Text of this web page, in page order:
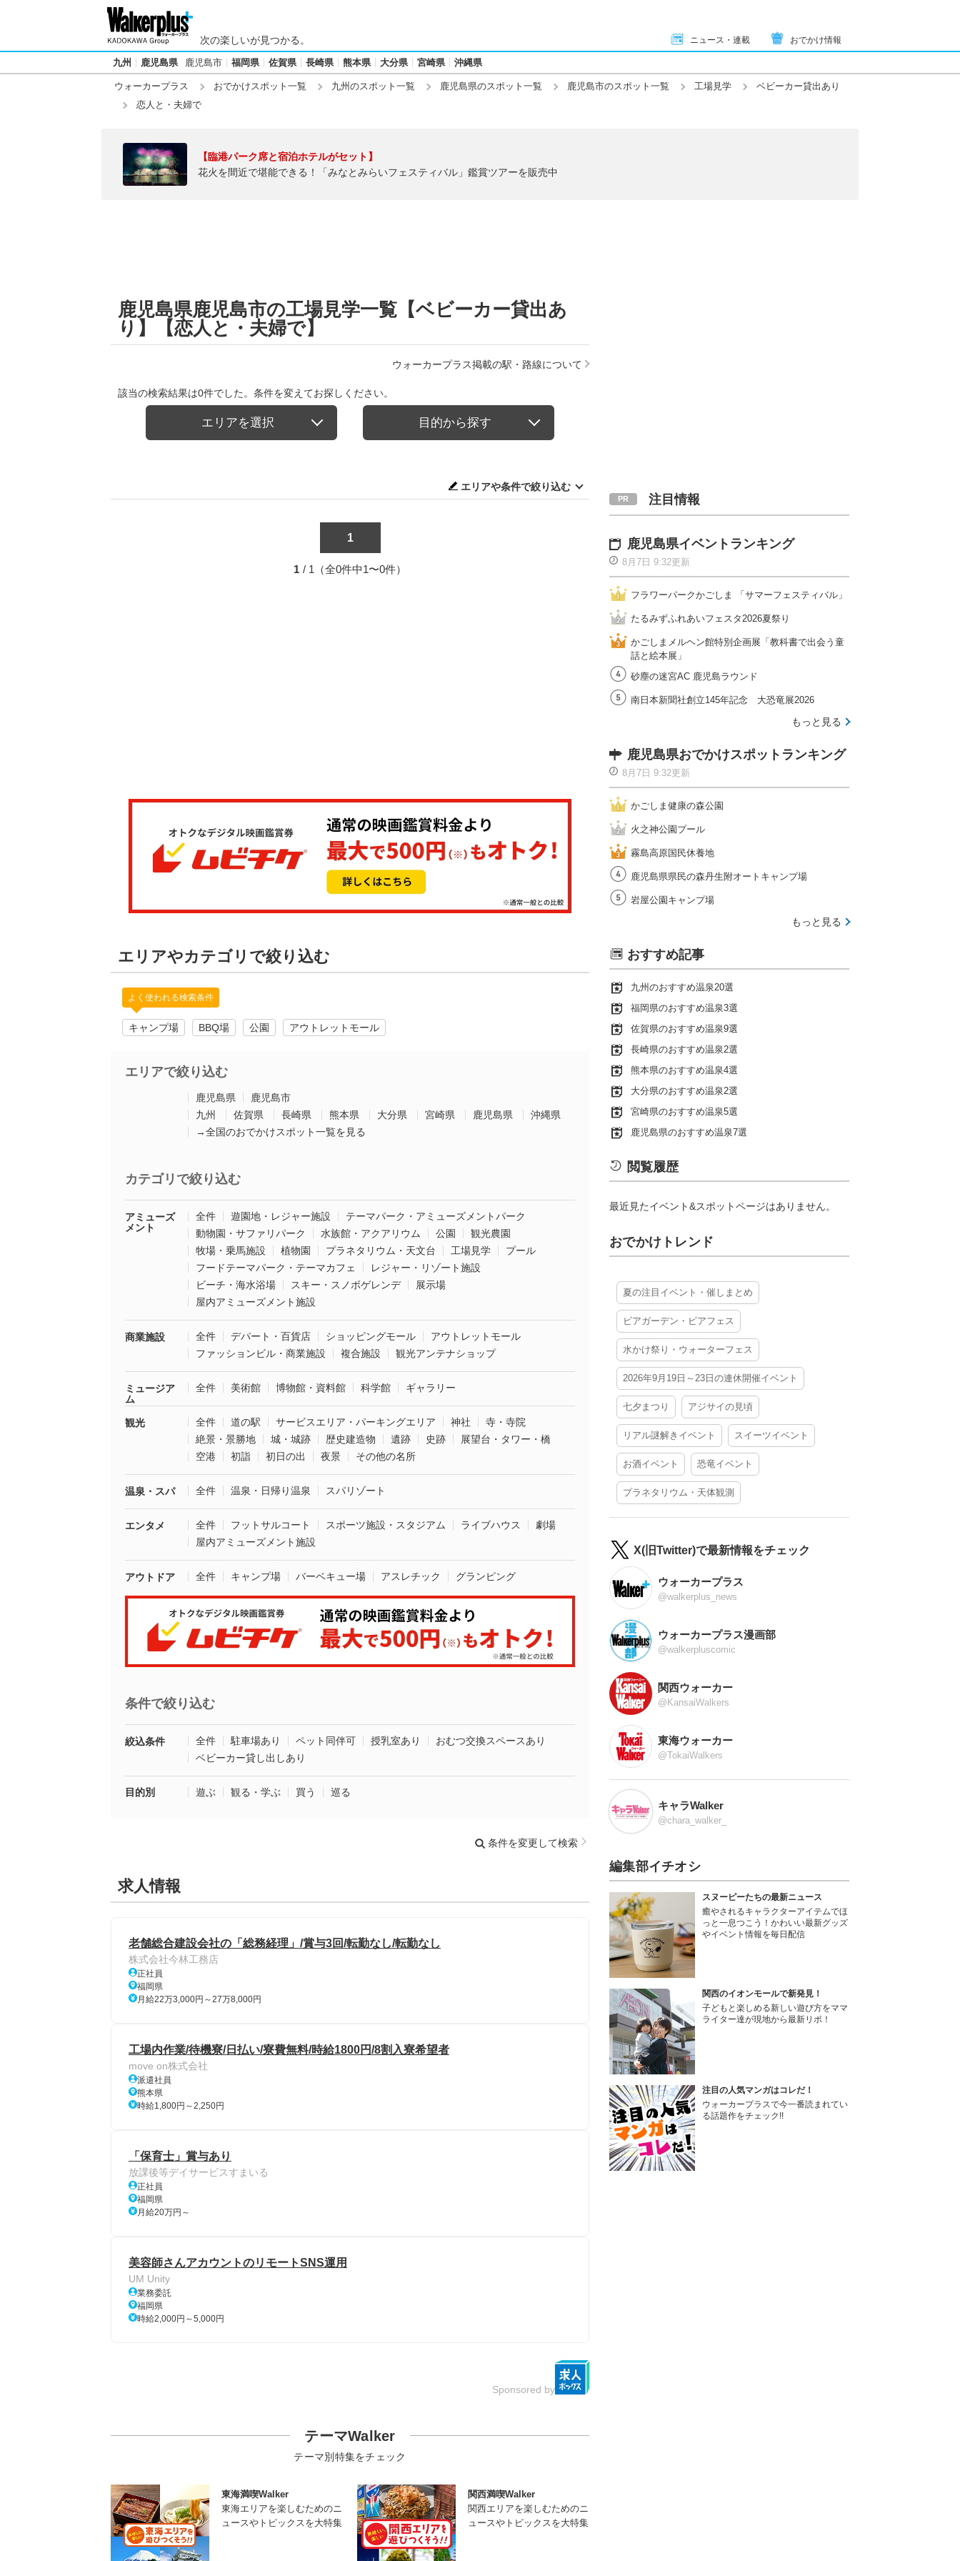
次の楽しいが見つかる。 ニュース・連載 おでかけ情報
九州 鹿児島県 鹿児島市 福岡県 佐賀県 長崎県 熊本県 大分県 宮崎県 沖縄県
ウォーカープラス おでかけスポット一覧 九州のスポット一覧 鹿児島県のスポット一覧 鹿児島市のスポット一覧 工場見学
ベビーカー貸出あり
恋人と・夫婦で
【臨港パーク席と宿泊ホテルがセット】
花火を間近で堪能できる！「みなとみらいフェスティバル」鑑賞ツアーを販売中
鹿児島県鹿児島市の工場見学一覧【ベビーカー貸出あ
り】【恋人と・夫婦で】
ウォーカープラス掲載の駅・路線について
該当の検索結果は0件でした。条件を変えてお探しください。
エリアを選択 目的から探す
エリアや条件で絞り込む
1
1 / 1（全0件中1〜0件）
エリアやカテゴリで絞り込む
よく使われる検索条件
キャンプ場 BBQ場 公園 アウトレットモール
エリアで絞り込む
鹿児島県
鹿児島市
九州
佐賀県 長崎県 熊本県 大分県 宮崎県 鹿児島県
沖縄県
→全国のおでかけスポット一覧を見る
カテゴリで絞り込む
アミューズ
メント
全件 遊園地・レジャー施設
テーマパーク・アミューズメントパーク
動物園・サファリパーク
水族館・アクアリウム 公園
観光農園
牧場・乗馬施設
植物園 プラネタリウム・天文台 工場見学
プール
フードテーマパーク・テーマカフェ
レジャー・リゾート施設
ビーチ・海水浴場
スキー・スノボゲレンデ
展示場
屋内アミューズメント施設
商業施設 全件 デパート・百貨店 ショッピングモール
アウトレットモール
ファッションビル・商業施設
複合施設 観光アンテナショップ
ミュージア
ム
全件 美術館 博物館・資料館 科学館 ギャラリー
観光 全件 道の駅 サービスエリア・パーキングエリア 神社
寺・寺院
絶景・景勝地
城・城跡 歴史建造物 遺跡 史跡
展望台・タワー・橋
空港
初詣 初日の出 夜景 その他の名所
温泉・スパ 全件 温泉・日帰り温泉 スパリゾート
エンタメ 全件 フットサルコート スポーツ施設・スタジアム ライブハウス
劇場
屋内アミューズメント施設
アウトドア 全件 キャンプ場 バーベキュー場 アスレチック グランピング
条件で絞り込む
絞込条件 全件 駐車場あり ペット同伴可 授乳室あり
おむつ交換スペースあり
ベビーカー貸し出しあり
目的別 遊ぶ 観る・学ぶ 買う 巡る
条件を変更して検索
求人情報
老舗総合建設会社の「総務経理」/賞与3回/転勤なし/転勤なし
株式会社今林工務店
正社員
福岡県
月給22万3,000円～27万8,000円
工場内作業/待機寮/日払い/寮費無料/時給1800円/8割入寮希望者
move on株式会社
派遣社員
熊本県
時給1,800円～2,250円
「保育士」賞与あり
放課後等デイサービスすまいる
正社員
福岡県
月給20万円～
美容師さんアカウントのリモートSNS運用
UM Unity
業務委託
福岡県
時給2,000円～5,000円
Sponsored by
テーマWalker
テーマ別特集をチェック
東海満喫Walker
東海エリアを楽しむためのニ
ュースやトピックスを大特集
関西満喫Walker
関西エリアを楽しむためのニ
ュースやトピックスを大特集
注目情報
鹿児島県イベントランキング
8月7日 9:32更新
フラワーパークかごしま 「サマーフェスティバル」
たるみずふれあいフェスタ2026夏祭り
かごしまメルヘン館特別企画展「教科書で出会う童
話と絵本展」
砂塵の迷宮AC 鹿児島ラウンド
南日本新聞社創立145年記念 大恐竜展2026
もっと見る
鹿児島県おでかけスポットランキング
8月7日 9:32更新
かごしま健康の森公園
火之神公園プール
霧島高原国民休養地
鹿児島県県民の森丹生附オートキャンプ場
岩屋公園キャンプ場
もっと見る
おすすめ記事
九州のおすすめ温泉20選
福岡県のおすすめ温泉3選
佐賀県のおすすめ温泉9選
長崎県のおすすめ温泉2選
熊本県のおすすめ温泉4選
大分県のおすすめ温泉2選
宮崎県のおすすめ温泉5選
鹿児島県のおすすめ温泉7選
閲覧履歴
最近見たイベント&スポットページはありません。
おでかけトレンド
夏の注目イベント・催しまとめ
ビアガーデン・ビアフェス
水かけ祭り・ウォーターフェス
2026年9月19日～23日の連休開催イベント
七夕まつり アジサイの見頃
リアル謎解きイベント スイーツイベント
お酒イベント 恐竜イベント
プラネタリウム・天体観測
X(旧Twitter)で最新情報をチェック
ウォーカープラス
@walkerplus_news
ウォーカープラス漫画部
@walkerpluscomic
関西ウォーカー
@KansaiWalkers
東海ウォーカー
@TokaiWalkers
キャラWalker
@chara_walker_
編集部イチオシ
スヌーピーたちの最新ニュース
癒やされるキャラクターアイテムでほ
っと一息つこう！かわいい最新グッズ
やイベント情報を毎日配信
関西のイオンモールで新発見！
子どもと楽しめる新しい遊び方をママ
ライター達が現地から最新リポ！
注目の人気マンガはコレだ！
ウォーカープラスで今一番読まれてい
る話題作をチェック!!